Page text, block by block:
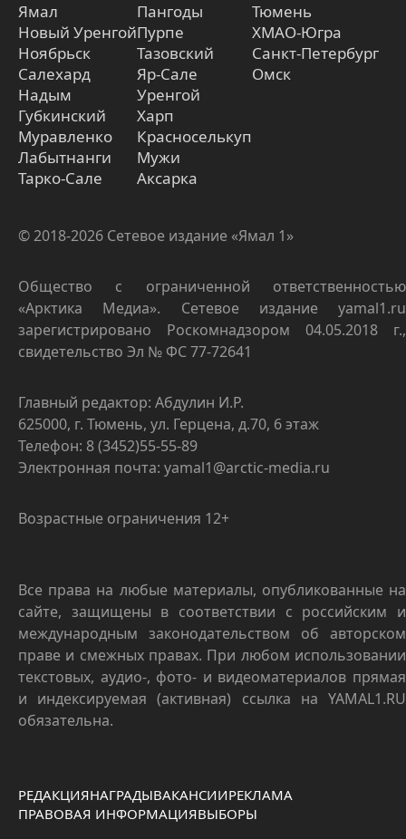
Ямал
Новый Уренгой
Ноябрьск
Салехард
Надым
Губкинский
Муравленко
Лабытнанги
Тарко-Сале
Пангоды
Пурпе
Тазовский
Яр-Сале
Уренгой
Харп
Красноселькуп
Мужи
Аксарка
Тюмень
ХМАО-Югра
Санкт-Петербург
Омск
© 2018-2026 Сетевое издание «Ямал 1»
Общество с ограниченной ответственностью
«Арктика Медиа». Сетевое издание yamal1.ru
зарегистрировано Роскомнадзором 04.05.2018 г.,
свидетельство Эл № ФС 77-72641
Главный редактор: Абдулин И.Р.
625000, г. Тюмень, ул. Герцена, д.70, 6 этаж
Телефон: 8 (3452)55-55-89
Электронная почта: yamal1@arctic-media.ru
Возрастные ограничения 12+
Все права на любые материалы, опубликованные на
сайте, защищены в соответствии с российским и
международным законодательством об авторском
праве и смежных правах. При любом использовании
текстовых, аудио-, фото- и видеоматериалов прямая
и индексируемая (активная) ссылка на YAMAL1.RU
обязательна.
РЕДАКЦИЯНАГРАДЫВАКАНСИИРЕКЛАМА
ПРАВОВАЯ ИНФОРМАЦИЯВЫБОРЫ